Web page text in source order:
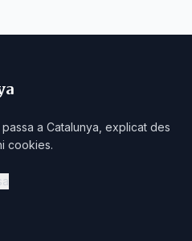
a Catalunya, explicat des
cookies.